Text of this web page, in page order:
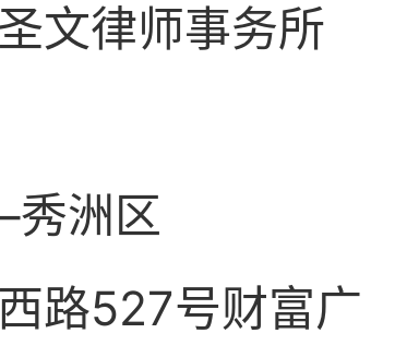
文律师事务所
秀洲区
路527号财富广